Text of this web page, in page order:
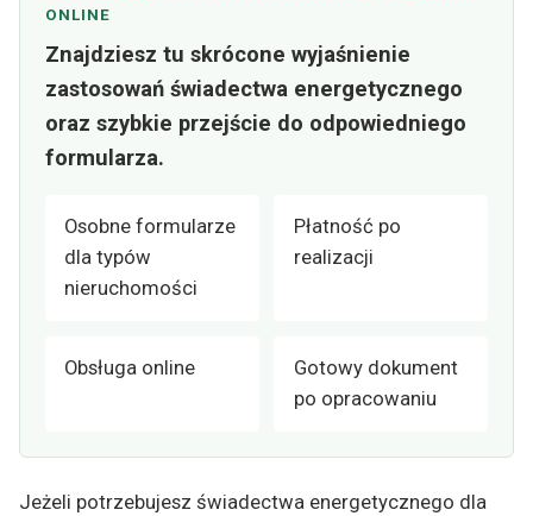
ONLINE
Znajdziesz tu skrócone wyjaśnienie
zastosowań świadectwa energetycznego
oraz szybkie przejście do odpowiedniego
formularza.
Osobne formularze
dla typów
nieruchomości
Płatność po
realizacji
Obsługa online
Gotowy dokument
po opracowaniu
Jeżeli potrzebujesz świadectwa energetycznego dla